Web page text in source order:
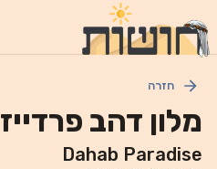
חזרה
מלון דהב פרדייז
Dahab Paradise